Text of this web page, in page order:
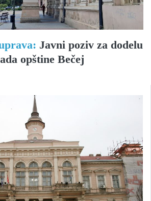
Javni poziv za dodelu
opštine Bečej